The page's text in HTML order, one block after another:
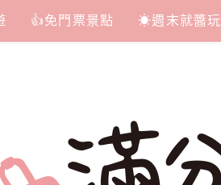
👍免門票景點 ☀週末就醬玩